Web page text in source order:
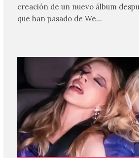
creación de un nuevo álbum
que han pasado de We…